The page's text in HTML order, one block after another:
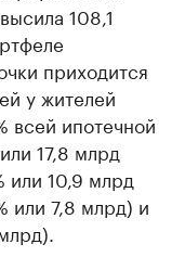
108,1
приходится
у жителей
всей ипотечной
17,8 млрд
или 10,9 млрд
или 7,8 млрд) и